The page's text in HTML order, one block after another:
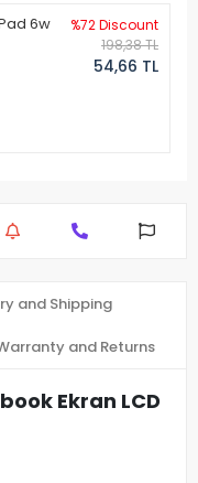
6w
%72 Discount
198,38 TL
54,66 TL
and Shipping
and Returns
Ekran LCD